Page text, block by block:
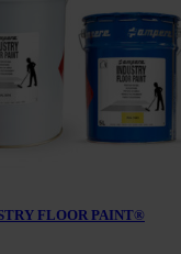
FLOOR PAINT®